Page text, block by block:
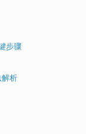
步骤
析